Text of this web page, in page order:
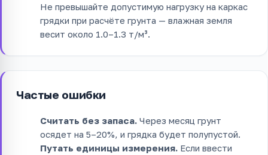
Не превышайте допустимую нагрузку на каркас
грядки при расчёте грунта — влажная земля
весит около 1.0–1.3 т/м³.
Частые ошибки
Считать без запаса. Через месяц грунт
осядет на 5–20%, и грядка будет полупустой.
Путать единицы измерения. Если ввести